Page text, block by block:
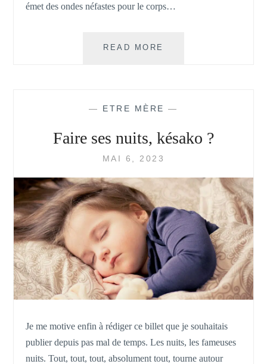
émet des ondes néfastes pour le corps…
READ MORE
GRÂCE
PATCH
— ETRE MÈRE —
Faire ses nuits, késako ?
MAI 6, 2023
Je me motive enfin à rédiger ce billet que je souhaitais
publier depuis pas mal de temps. Les nuits, les fameuses
nuits. Tout, tout, tout, absolument tout, tourne autour